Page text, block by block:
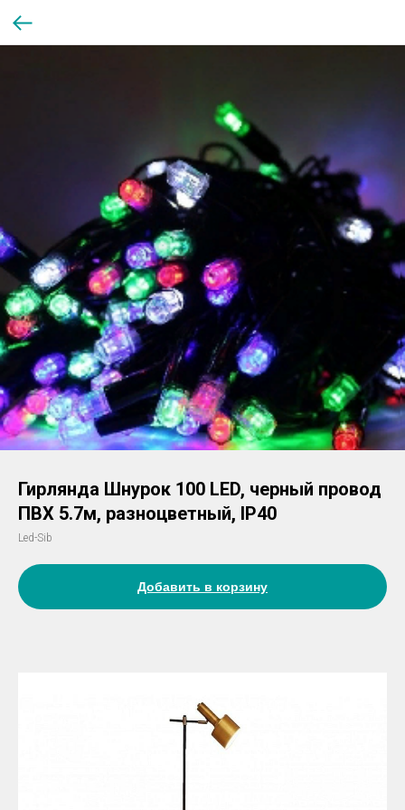
Гирлянда Шнурок 100 LED, черный провод
ПВХ 5.7м, разноцветный, IP40
Led-Sib
Добавить в корзину